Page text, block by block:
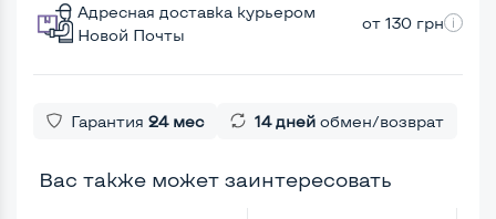
Адресная доставка курьером
Новой Почты
от 130 грн
Гарантия 24 мес 14 дней обмен/возврат
Вас также может заинтересовать